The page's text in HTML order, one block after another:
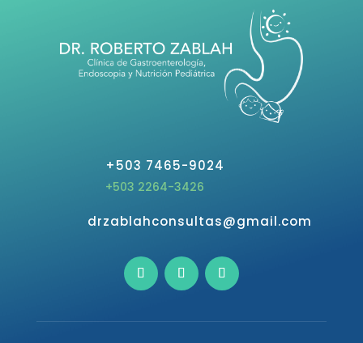
+503 7465-9024
+503 2264-3426
drzablahconsultas@gmail.com